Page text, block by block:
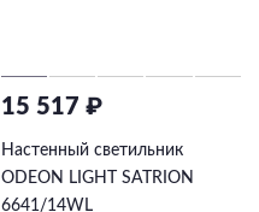
15 517 ₽
Настенный светильник
ODEON LIGHT SATRION
6641/14WL